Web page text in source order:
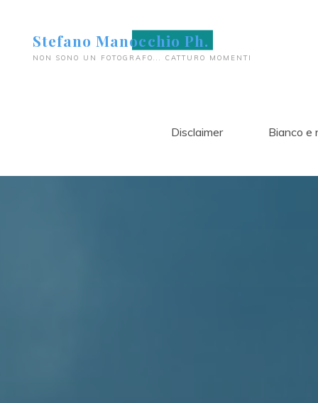
contenutoStefano Manocchio Ph.
NON SONO UN FOTOGRAFO... CATTURO MOMENTI
Disclaimer Bianco e